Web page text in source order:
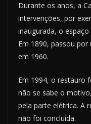
Durante os anos, a
intervenções, por
inaugurada, o
Em 1890, passou
em 1960.
Em 1994, o restauro
não se sabe o
pela parte elétrica. A
não foi concluída.